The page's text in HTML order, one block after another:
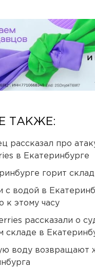
ТАКЖЕ:
рассказал про
в Екатеринбурге
горит
с водой в
к этому часу
рассказали о
складе в
воду возвращают